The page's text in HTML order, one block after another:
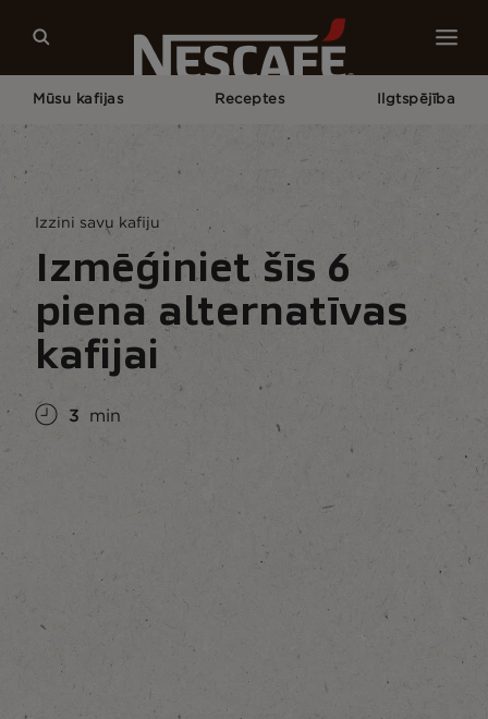
Mūsu kafijas Receptes Ilgtspējība
Izmēģiniet Šīs 6 Piena Alternatīvas Kafijai
Izzini savu kafiju
Izmēģiniet šīs 6
piena alternatīvas
kafijai
3 min
Pievienot izlasei